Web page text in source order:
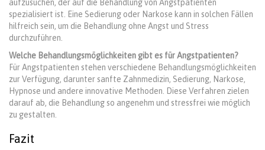
aufzusuchen, der auf die Behandlung von Angstpatienten
spezialisiert ist. Eine Sedierung oder Narkose kann in solchen Fällen
hilfreich sein, um die Behandlung ohne Angst und Stress
durchzuführen.
Welche Behandlungsmöglichkeiten gibt es für Angstpatienten?
Für Angstpatienten stehen verschiedene Behandlungsmöglichkeiten
zur Verfügung, darunter sanfte Zahnmedizin, Sedierung, Narkose,
Hypnose und andere innovative Methoden. Diese Verfahren zielen
darauf ab, die Behandlung so angenehm und stressfrei wie möglich
zu gestalten.
Fazit